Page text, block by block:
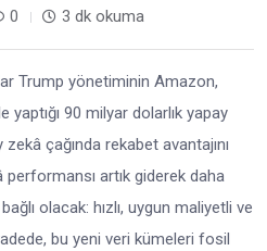
0 3 dk okuma
Trump yönetiminin Amazon,
90 milyar dolarlık yapay
çağında rekabet avantajını
performansı artık giderek daha
olacak: hızlı, uygun maliyetli ve
bu yeni veri kümeleri fosil